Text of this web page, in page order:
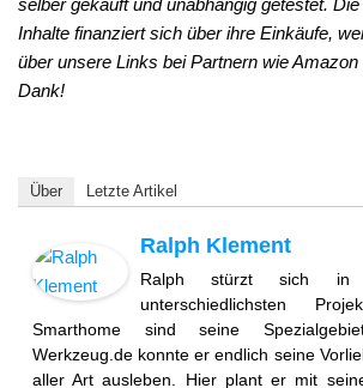
Inhalte finanziert sich über ihre Einkäufe,
über unsere Links bei Partnern wie
Dank!
Über Letzte Artikel
Ralph Klement
Ralph stürzt sich
unterschiedlichsten
Smarthome sind seine
Werkzeug.de konnte er endlich seine
aller Art ausleben. Hier plant er mit